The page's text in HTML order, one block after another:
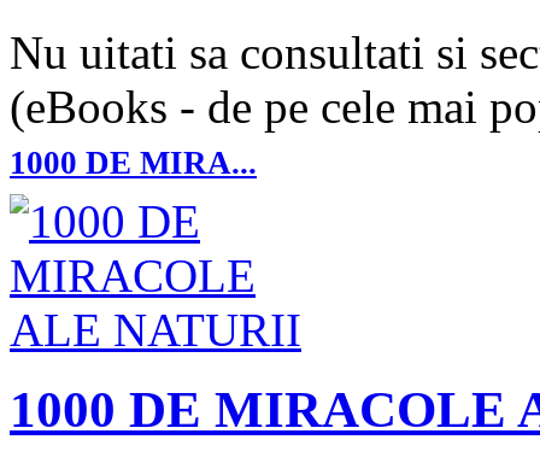
Nu uitati sa consultati si
(eBooks - de pe cele mai
1000 DE MIRA...
1000 DE MIRACOLE